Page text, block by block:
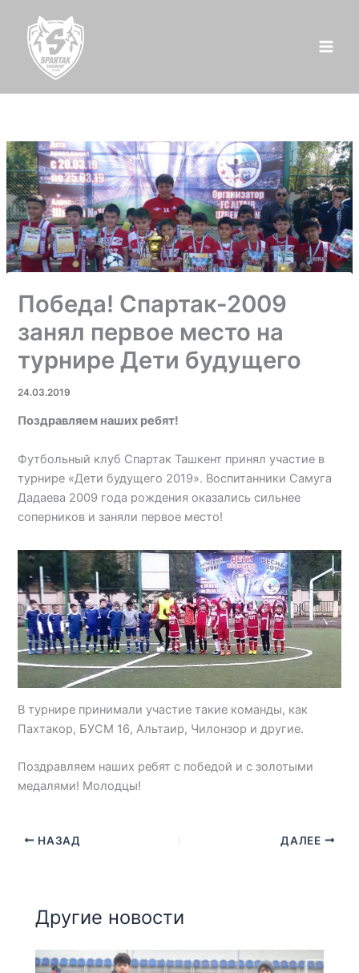
содержимому
Победа! Спартак-2009
занял первое место на
турнире Дети будущего
24.03.2019
Поздравляем наших ребят!
Футбольный клуб Спартак Ташкент принял участие в
турнире «Дети будущего 2019». Воспитанники Самуга
Дадаева 2009 года рождения оказались сильнее
соперников и заняли первое место!
В турнире принимали участие такие команды, как
Пахтакор, БУСМ 16, Альтаир, Чилонзор и другие.
Поздравляем наших ребят с победой и с золотыми
медалями! Молодцы!
НАЗАД ДАЛЕЕ
Другие новости